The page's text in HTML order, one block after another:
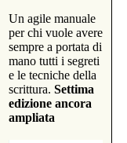
Un agile manuale
per chi vuole avere
sempre a portata di
mano tutti i segreti
e le tecniche della
scrittura. Settima
edizione ancora
ampliata